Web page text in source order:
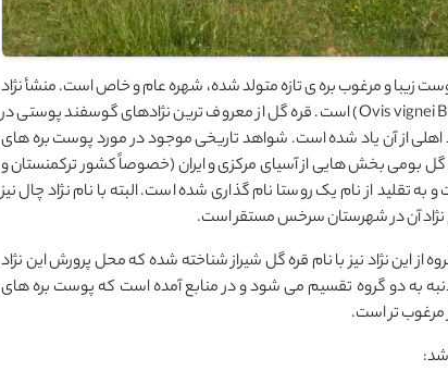
زیبا و مرغوب بره ی تازه متولد شده، شهره عام و خاص است. منشأ نژاد
قره گل از گوسفند وحشی اوریال آسیایی با نام علمی (Ovis vignei Blyth) است. قره گل از معروف ترین نژادهای گوسفند پوستی در
اهلی از آن یاد شده است. شواهد تاریخی موجود در مورد پوست بره های
نژاد قره گل بومی بخش هایی از آسیای مرکزی و ایران (خصوصاً کشور ترکمنستان و
از نام یک روستا نام گذاری شده است. البته با نام نژاد چال نیز
آن در شهرستان سرخس مستقر است.
از این نژاد نیز با نام قره گل شیراز شناخته شده که محل پرورش این نژاد
به دو گروه تقسیم می شود و در منابع آمده است که پوست بره های
مرغوب تر است.